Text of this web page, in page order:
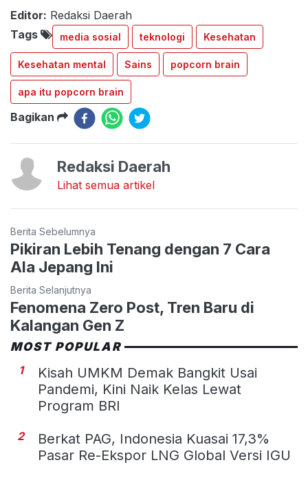
Editor: Redaksi Daerah
Tags
media sosial teknologi Kesehatan
Kesehatan mental Sains popcorn brain
apa itu popcorn brain
Bagikan
Redaksi Daerah
Lihat semua artikel
Berita Sebelumnya
Pikiran Lebih Tenang dengan 7 Cara
Ala Jepang Ini
Berita Selanjutnya
Fenomena Zero Post, Tren Baru di
Kalangan Gen Z
MOST POPULAR
1
Kisah UMKM Demak Bangkit Usai
Pandemi, Kini Naik Kelas Lewat
Program BRI
2
Berkat PAG, Indonesia Kuasai 17,3%
Pasar Re-Ekspor LNG Global Versi IGU